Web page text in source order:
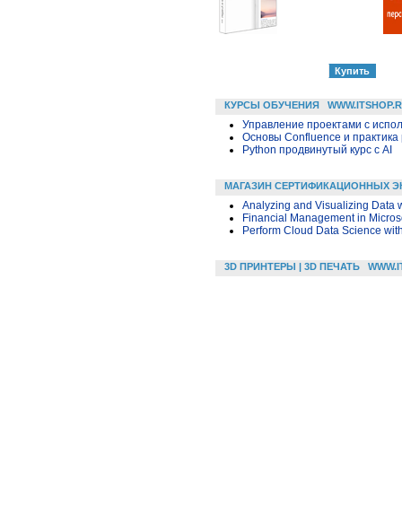
КУРСЫ ОБУЧЕНИЯ
Управление проектами с
Основы Confluence и
Python продвинутый курс с AI
МАГАЗИН СЕРТИФИКАЦИОННЫХ
Analyzing and Visualizing Data
Financial Management in
Perform Cloud Data Science
3D ПРИНТЕРЫ | 3D ПЕЧАТЬ